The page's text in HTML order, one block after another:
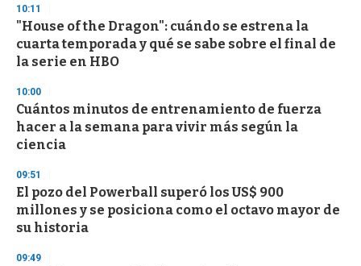
10:11
"House of the Dragon": cuándo se estrena la
cuarta temporada y qué se sabe sobre el final de
la serie en HBO
10:00
Cuántos minutos de entrenamiento de fuerza
hacer a la semana para vivir más según la
ciencia
09:51
El pozo del Powerball superó los US$ 900
millones y se posiciona como el octavo mayor de
su historia
09:49